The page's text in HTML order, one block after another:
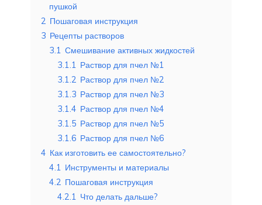
пушкой
2 Пошаговая инструкция
3 Рецепты растворов
3.1 Смешивание активных жидкостей
3.1.1 Раствор для пчел №1
3.1.2 Раствор для пчел №2
3.1.3 Раствор для пчел №3
3.1.4 Раствор для пчел №4
3.1.5 Раствор для пчел №5
3.1.6 Раствор для пчел №6
4 Как изготовить ее самостоятельно?
4.1 Инструменты и материалы
4.2 Пошаговая инструкция
4.2.1 Что делать дальше?